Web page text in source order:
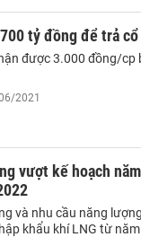
tỷ đồng để trả
được 3.000 đồng/
2021
vượt kế hoạch
và nhu cầu năng
khẩu khí LNG từ